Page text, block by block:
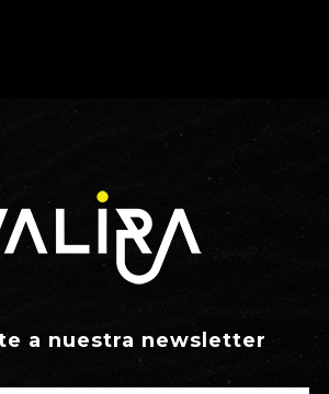
a nuestra newsletter